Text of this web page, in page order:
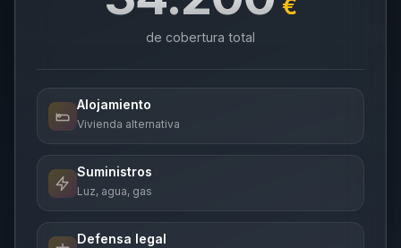
€
de cobertura total
Alojamiento
Vivienda alternativa
Suministros
Luz, agua, gas
Defensa legal